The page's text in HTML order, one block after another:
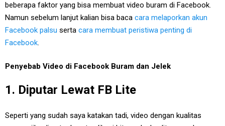
beberapa faktor yang bisa membuat video buram di Facebook.
Namun sebelum lanjut kalian bisa baca cara melaporkan akun
Facebook palsu serta cara membuat peristiwa penting di
Facebook.
Penyebab Video di Facebook Buram dan Jelek
1. Diputar Lewat FB Lite
Seperti yang sudah saya katakan tadi, video dengan kualitas